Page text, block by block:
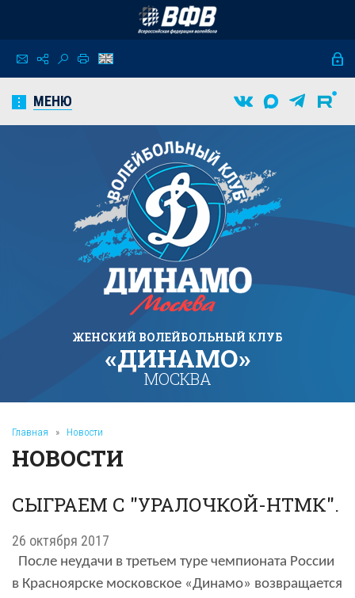
МЕНЮ
ЖЕНСКИЙ ВОЛЕЙБОЛЬНЫЙ КЛУБ
«ДИНАМО»
МОСКВА
Главная » Новости
НОВОСТИ
СЫГРАЕМ С "УРАЛОЧКОЙ-НТМК".
26 октября 2017
После неудачи в третьем туре чемпионата России
в Красноярске московское «Динамо» возвращается